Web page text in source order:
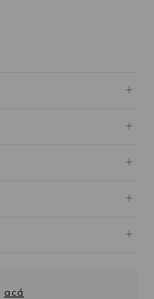
acá